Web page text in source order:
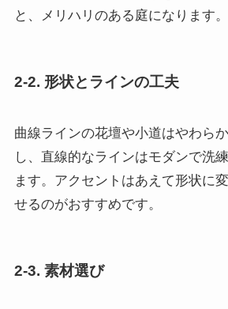
と、メリハリのある庭になります。
2-2. 形状とラインの工夫
曲線ラインの花壇や小道はやわら
し、直線的なラインはモダンで洗
ます。アクセントはあえて形状に
せるのがおすすめです。
2-3. 素材選び